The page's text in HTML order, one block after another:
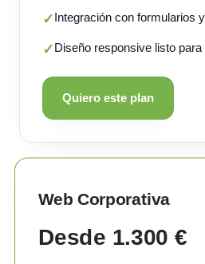
✓Integración con formularios
✓Diseño responsive listo para
Quiero este plan
Web Corporativa
Desde 1.300 €